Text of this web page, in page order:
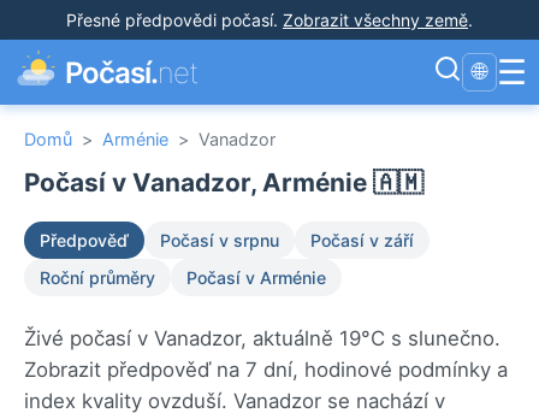
Přesné předpovědi počasí. Zobrazit všechny země.
Počasí.net 🌐 ☰
Domů > Arménie > Vanadzor
Počasí v Vanadzor, Arménie 🇦🇲
Předpověď Počasí v srpnu
Počasí v září
Roční průměry
Počasí v Arménie
Živé počasí v Vanadzor, aktuálně 19°C s slunečno.
Zobrazit předpověď na 7 dní, hodinové podmínky a
index kvality ovzduší. Vanadzor se nachází v